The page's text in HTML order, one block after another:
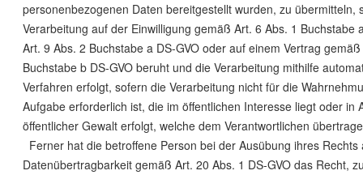
personenbezogenen Daten bereitgestellt wurden, zu übermitteln,
Verarbeitung auf der Einwilligung gemäß Art. 6 Abs. 1 Buchstabe
Art. 9 Abs. 2 Buchstabe a DS-GVO oder auf einem Vertrag
Buchstabe b DS-GVO beruht und die Verarbeitung mithilfe
Verfahren erfolgt, sofern die Verarbeitung nicht für die
Aufgabe erforderlich ist, die im öffentlichen Interesse liegt oder in
öffentlicher Gewalt erfolgt, welche dem Verantwortlichen
Ferner hat die betroffene Person bei der Ausübung ihres Rechts
Datenübertragbarkeit gemäß Art. 20 Abs. 1 DS-GVO das Recht,